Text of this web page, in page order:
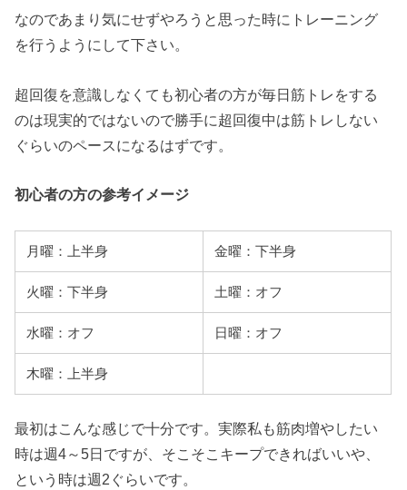
なのであまり気にせずやろうと思った時にトレーニング
を行うようにして下さい。
超回復を意識しなくても初心者の方が毎日筋トレをする
のは現実的ではないので勝手に超回復中は筋トレしない
ぐらいのペースになるはずです。
初心者の方の参考イメージ
月曜：上半身 金曜：下半身
火曜：下半身 土曜：オフ
水曜：オフ 日曜：オフ
木曜：上半身
最初はこんな感じで十分です。実際私も筋肉増やしたい
時は週4～5日ですが、そこそこキープできればいいや、
という時は週2ぐらいです。